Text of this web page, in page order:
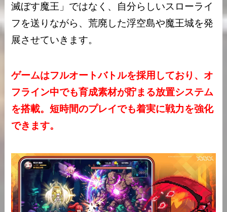
滅ぼす魔王」ではなく、自分らしいスローライ
フを送りながら、荒廃した浮空島や魔王城を発
展させていきます。
ゲームはフルオートバトルを採用しており、オ
フライン中でも育成素材が貯まる放置システム
を搭載。短時間のプレイでも着実に戦力を強化
できます。